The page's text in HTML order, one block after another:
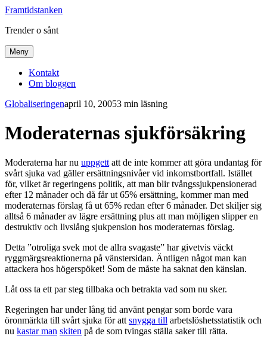
Framtidstanken
Trender o sånt
Meny
Kontakt
Om bloggen
Globaliseringenapril 10, 20053 min läsning
Moderaternas sjukförsäkring
Moderaterna har nu uppgett att de inte kommer att göra undantag för
svårt sjuka vad gäller ersättningsnivåer vid inkomstbortfall. Istället
för, vilket är regeringens politik, att man blir tvångssjukpensionerad
efter 12 månader och då får ut 65% ersättning, kommer man med
moderaternas förslag få ut 65% redan efter 6 månader. Det skiljer sig
alltså 6 månader av lägre ersättning plus att man möjligen slipper en
destruktiv och livslång sjukpension hos moderaternas förslag.
Detta ”otroliga svek mot de allra svagaste” har givetvis väckt
ryggmärgsreaktionerna på vänstersidan. Äntligen något man kan
attackera hos högerspöket! Som de måste ha saknat den känslan.
Låt oss ta ett par steg tillbaka och betrakta vad som nu sker.
Regeringen har under lång tid använt pengar som borde vara
öronmärkta till svårt sjuka för att snygga till arbetslöshetsstatistik och
nu kastar man skiten på de som tvingas ställa saker till rätta.